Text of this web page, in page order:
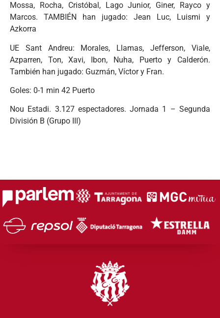
Mossa, Rocha, Cristóbal, Lago Junior, Giner, Rayco y
Marcos. TAMBIÉN han jugado: Jean Luc, Luismi y
Azkorra
UE Sant Andreu: Morales, Llamas, Jefferson, Viale,
Azparren, Ton, Xavi, Ibon, Nuha, Puerto y Calderón.
También han jugado: Guzmán, Víctor y Fran.
Goles: 0-1 min 42 Puerto
Nou Estadi. 3.127 espectadores. Jornada 1 – Segunda
División B (Grupo III)